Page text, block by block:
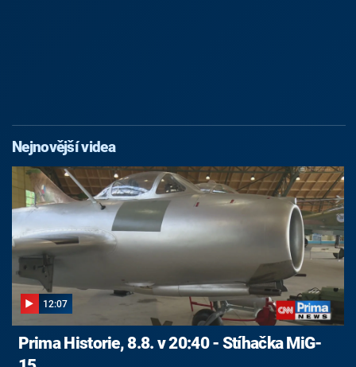
Nejnovější videa
12:07
Prima Historie, 8.8. v 20:40 - Stíhačka MiG-